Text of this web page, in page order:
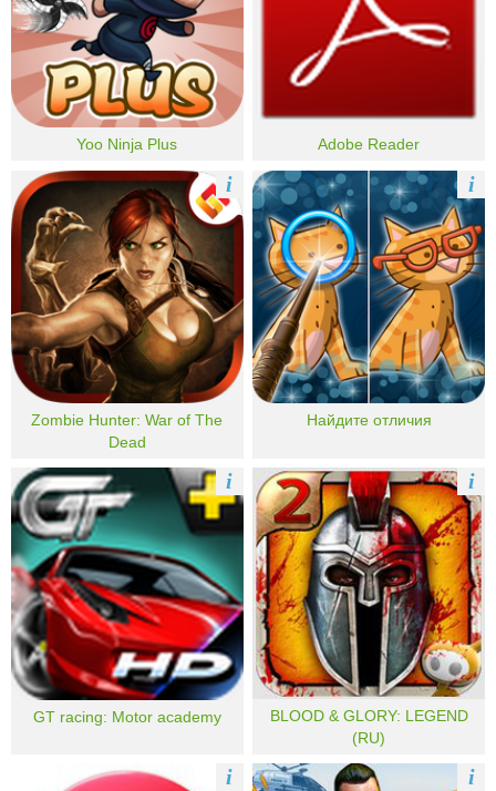
Yoo Ninja Plus Adobe Reader
Zombie Hunter: War of The
Dead
i
Найдите отличия
i
GT racing: Motor academy
i
BLOOD & GLORY: LEGEND
(RU)
i
i i